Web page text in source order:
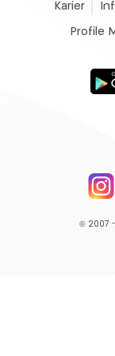
Karier
Profile
© 2007